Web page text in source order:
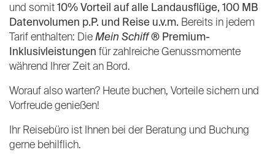
und somit 10% Vorteil auf alle Landausflüge, 100 MB
Datenvolumen p.P. und Reise u.v.m. Bereits in jedem
Tarif enthalten: Die Mein Schiff® Premium-
Inklusivleistungen für zahlreiche Genussmomente
während Ihrer Zeit an Bord.
Worauf also warten? Heute buchen, Vorteile sichern und
Vorfreude genießen!
Ihr Reisebüro ist Ihnen bei der Beratung und Buchung
gerne behilflich.